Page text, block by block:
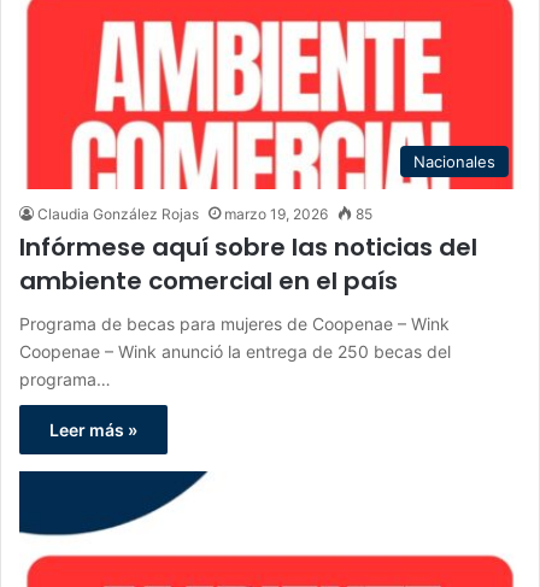
Nacionales
Claudia González Rojas marzo 19, 2026 85
Infórmese aquí sobre las noticias del
ambiente comercial en el país
Programa de becas para mujeres de Coopenae – Wink
Coopenae – Wink anunció la entrega de 250 becas del
programa…
Leer más »